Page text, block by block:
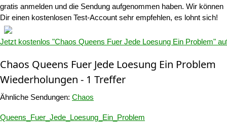
gratis anmelden und die Sendung aufgenommen haben. Wir können
Dir einen kostenlosen Test-Account sehr empfehlen, es lohnt sich!
Jetzt kostenlos "Chaos Queens Fuer Jede Loesung Ein Problem"
Chaos Queens Fuer Jede Loesung Ein Problem
Wiederholungen - 1 Treffer
Ähnliche Sendungen: Chaos
Queens_Fuer_Jede_Loesung_Ein_Problem